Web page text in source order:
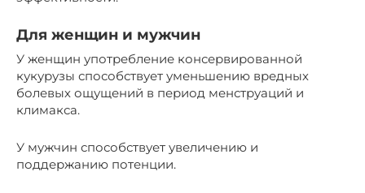
Для женщин и мужчин
У женщин употребление консервированной
кукурузы способствует уменьшению вредных
болевых ощущений в период менструаций и
климакса.
У мужчин способствует увеличению и
поддержанию потенции.